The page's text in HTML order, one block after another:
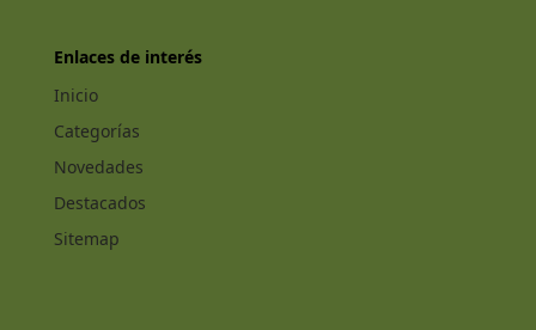
Enlaces de interés
Inicio
Categorías
Novedades
Destacados
Sitemap